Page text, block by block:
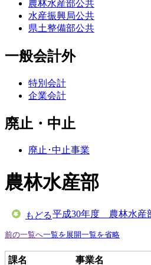
農林水産部公共
水産振興局公共
県土整備部公共
一般会計外
特別会計
企業会計
廃止・中止
廃止･中止事業
農林水産部
もどる平成30年度 農林水産
前の一覧へ一覧を展開一覧を省略
課名 事業名